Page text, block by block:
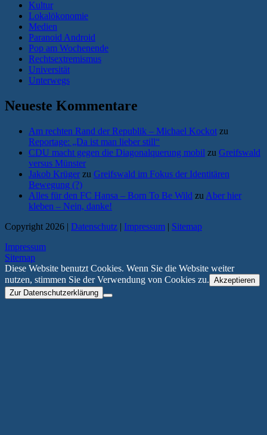
Kultur
Lokalökonomie
Medien
Paranoid Android
Pop am Wochenende
Rechtsextremismus
Universität
Unterwegs
Neueste Kommentare
Am rechten Rand der Republik – Michael Kockot zu
Reportage: „Da ist man lieber still“
CDU macht gegen die Diagonalquerung mobil zu Greifswald
versus Münster
Jakob Krüger zu Greifswald im Fokus der Identitären
Bewegung (?)
Alles für den FC Hansa – Born To Be Wild zu Aber hier
kleben – Nein, danke!
Copyright 2026 | Datenschutz | Impressum | Sitemap
Impressum
Sitemap
Diese Website benutzt Cookies. Wenn Sie die Website weiter
nutzen, stimmen Sie der Verwendung von Cookies zu. Akzeptieren
Zur Datenschutzerklärung